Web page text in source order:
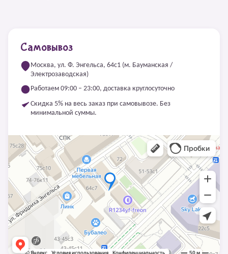
Самовывоз
Москва, ул. Ф. Энгельса, 64с1 (м. Бауманская /
Электрозаводская)
Работаем 09:00 – 23:00, доставка круглосуточно
Скидка 5% на весь заказ при самовывозе. Без
минимальной суммы.